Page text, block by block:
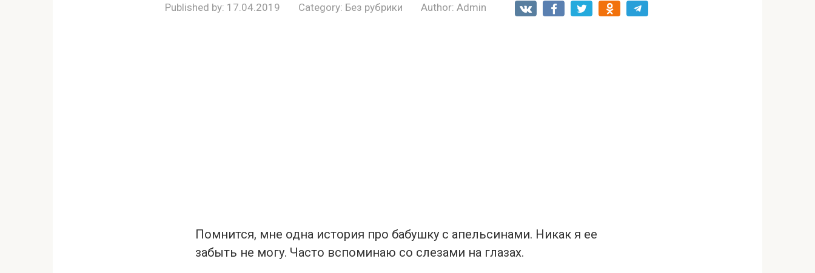
Published by: 17.04.2019 Category: Без рубрики Author: Admin
Помнится, мне одна история про бабушку с апельсинами. Никак я ее
забыть не могу. Часто вспоминаю со слезами на глазах.